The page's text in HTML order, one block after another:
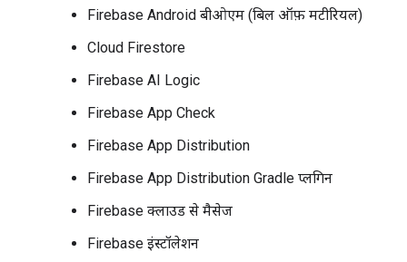
Firebase Android बीओएम (बिल ऑफ़ मटीरियल)
Cloud Firestore
Firebase AI Logic
Firebase App Check
Firebase App Distribution
Firebase App Distribution Gradle प्लगिन
Firebase क्लाउड से मैसेज
Firebase इंस्टॉलेशन